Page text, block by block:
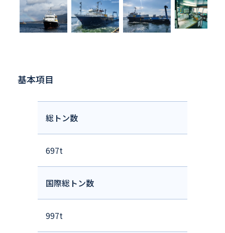
基本項目
総トン数
697t
国際総トン数
997t